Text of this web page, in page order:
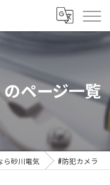
ページ一覧
ら砂川電気 #防犯カメラ